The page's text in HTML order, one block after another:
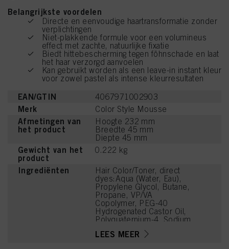
Belangrijkste voordelen
Directe en eenvoudige haartransformatie zonder
verplichtingen
Niet-plakkende formule voor een volumineus
effect met zachte, natuurlijke fixatie
Biedt hittebescherming tegen föhnschade en laat
het haar verzorgd aanvoelen
Kan gebruikt worden als een leave-in instant kleur
voor zowel pastel als intense kleurresultaten
EAN/GTIN 4067971002903
Merk Color Style Mousse
Afmetingen van
het product
Hoogte 232 mm
Breedte 45 mm
Diepte 45 mm
Gewicht van het
product
0.222 kg
Ingrediënten
Hair Color/Toner, direct
dyes:Aqua (Water, Eau),
Propylene Glycol, Butane,
Propane, VP/VA
Copolymer, PEG-40
Hydrogenated Castor Oil,
Polyquaternium-4, Sodium
17, Polyquaternium-11,
LEES MEER